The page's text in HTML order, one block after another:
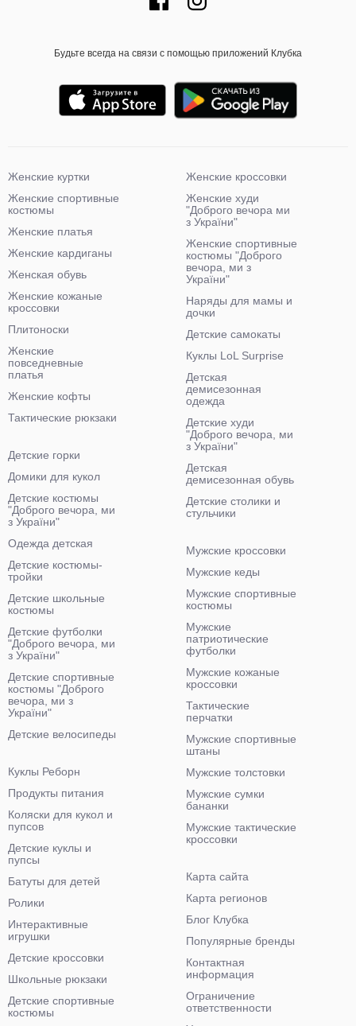
Будьте всегда на связи с помощью приложений Клубка
Женские куртки
Женские спортивные
костюмы
Женские платья
Женские кардиганы
Женская обувь
Женские кожаные
кроссовки
Плитоноски
Женские
повседневные
платья
Женские кофты
Тактические рюкзаки
Женские кроссовки
Женские худи
"Доброго вечора ми
з України"
Женские спортивные
костюмы "Доброго
вечора, ми з
України"
Наряды для мамы и
дочки
Детские самокаты
Куклы LoL Surprise
Детская
демисезонная
одежда
Детские худи
"Доброго вечора, ми
з України"
Детская
демисезонная обувь
Детские столики и
стульчики
Детские горки
Домики для кукол
Детские костюмы
"Доброго вечора, ми
з України"
Одежда детская
Детские костюмы-
тройки
Детские школьные
костюмы
Детские футболки
"Доброго вечора, ми
з України"
Детские спортивные
костюмы "Доброго
вечора, ми з
України"
Детские велосипеды
Мужские кроссовки
Мужские кеды
Мужские спортивные
костюмы
Мужские
патриотические
футболки
Мужские кожаные
кроссовки
Тактические
перчатки
Мужские спортивные
штаны
Мужские толстовки
Мужские сумки
бананки
Мужские тактические
кроссовки
Куклы Реборн
Продукты питания
Коляски для кукол и
пупсов
Детские куклы и
пупсы
Батуты для детей
Ролики
Интерактивные
игрушки
Детские кроссовки
Школьные рюкзаки
Детские спортивные
костюмы
Карта сайта
Карта регионов
Блог Клубка
Популярные бренды
Контактная
информация
Ограничение
ответственности